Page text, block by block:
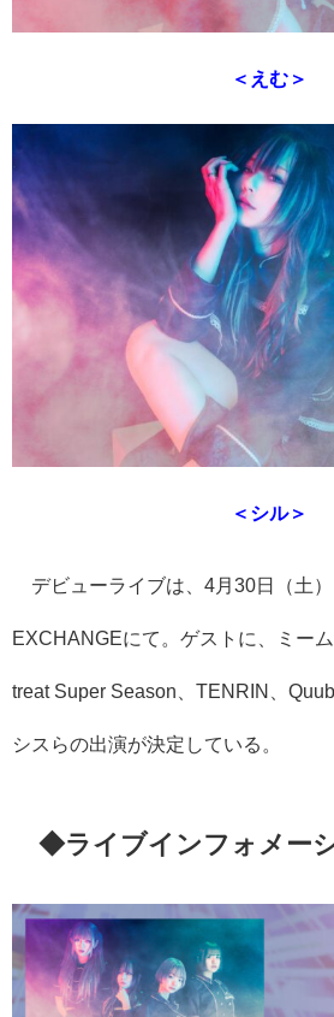
＜えむ＞
＜シル＞
デビューライブは、 4 月 30日（土
EXCHANGEにて。ゲストに、ミーム
treat Super Season TENRIN
シスらの出演が決定している。
◆ライブインフォメー